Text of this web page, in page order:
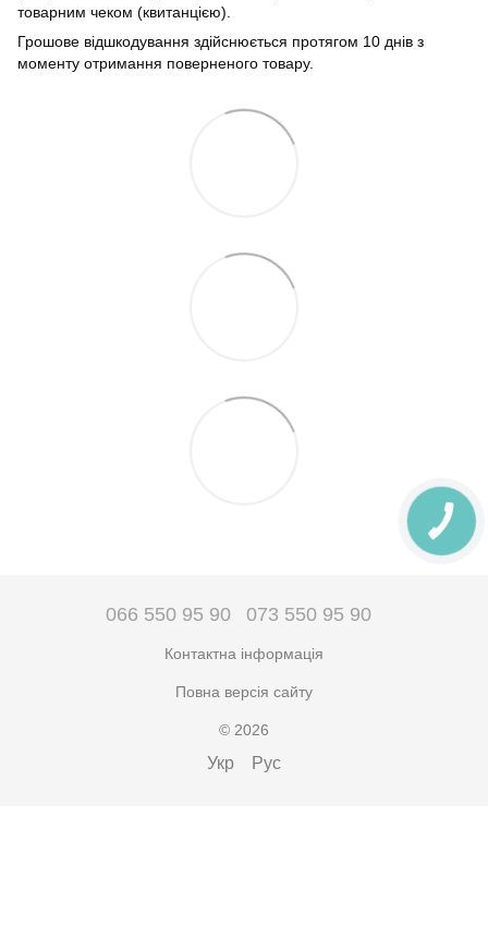
товарним чеком (квитанцією).
Грошове відшкодування здійснюється протягом 10 днів з
моменту отримання поверненого товару.
066 550 95 90 073 550 95 90
Контактна інформація
Повна версія сайту
© 2026
Укр Рус